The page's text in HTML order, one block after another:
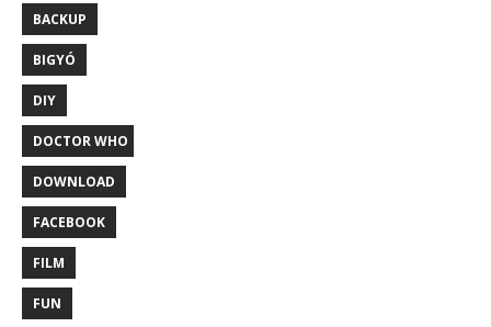
BACKUP
BIGYÓ
DIY
DOCTOR WHO
DOWNLOAD
FACEBOOK
FILM
FUN